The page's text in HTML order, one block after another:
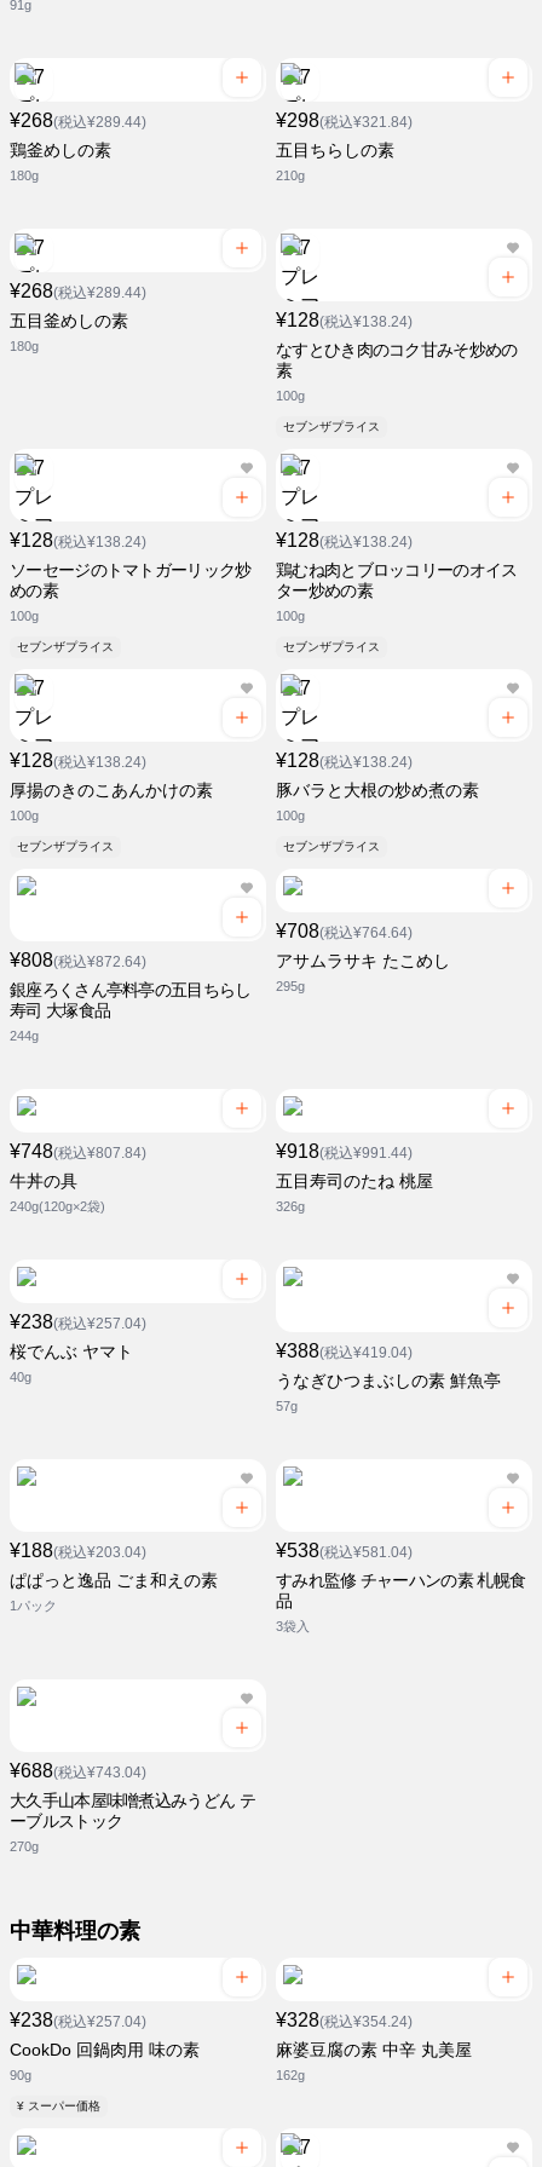
91g
¥268(税込¥289.44)
鶏釜めしの素
180g
¥298(税込¥321.84)
五目ちらしの素
210g
¥268(税込¥289.44)
五目釜めしの素
180g
¥128(税込¥138.24)
なすとひき肉のコク甘みそ炒めの
素
100g
セブンザプライス
¥128(税込¥138.24)
ソーセージのトマトガーリック炒
めの素
100g
セブンザプライス
¥128(税込¥138.24)
鶏むね肉とブロッコリーのオイス
ター炒めの素
100g
セブンザプライス
¥128(税込¥138.24)
厚揚のきのこあんかけの素
100g
セブンザプライス
¥128(税込¥138.24)
豚バラと大根の炒め煮の素
100g
セブンザプライス
¥808(税込¥872.64)
銀座ろくさん亭料亭の五目ちらし
寿司 大塚食品
244g
¥708(税込¥764.64)
アサムラサキ たこめし
295g
¥748(税込¥807.84)
牛丼の具
240g(120g×2袋)
¥918(税込¥991.44)
五目寿司のたね 桃屋
326g
¥238(税込¥257.04)
桜でんぶ ヤマト
40g
¥388(税込¥419.04)
うなぎひつまぶしの素 鮮魚亭
57g
¥188(税込¥203.04)
ぱぱっと逸品 ごま和えの素
1パック
¥538(税込¥581.04)
すみれ監修 チャーハンの素 札幌食
品
3袋入
¥688(税込¥743.04)
大久手山本屋味噌煮込みうどん テ
ーブルストック
270g
中華料理の素
¥238(税込¥257.04)
CookDo 回鍋肉用 味の素
90g
¥ スーパー価格
¥328(税込¥354.24)
麻婆豆腐の素 中辛 丸美屋
162g